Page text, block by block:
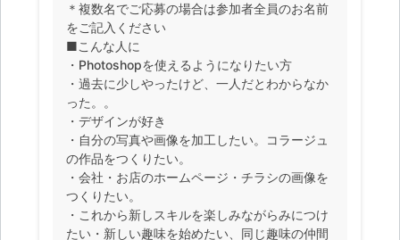
＊複数名でご応募の場合は参加者全員のお名前
をご記入ください
■こんな人に
・Photoshopを使えるようになりたい方
・過去に少しやったけど、一人だとわからなか
った。。
・デザインが好き
・自分の写真や画像を加工したい。コラージュ
の作品をつくりたい。
・会社・お店のホームページ・チラシの画像を
つくりたい。
・これから新しスキルを楽しみながらみにつけ
たい・新しい趣味を始めたい、同じ趣味の仲間